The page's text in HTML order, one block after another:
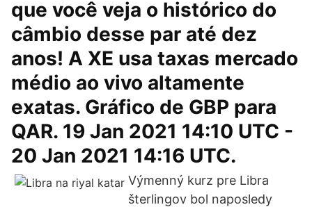
que você veja o histórico do
câmbio desse par até dez
anos! A XE usa taxas mercado
médio ao vivo altamente
exatas. Gráfico de GBP para
QAR. 19 Jan 2021 14:10 UTC -
20 Jan 2021 14:16 UTC.
Výmenný kurz pre Libra
šterlingov bol naposledy